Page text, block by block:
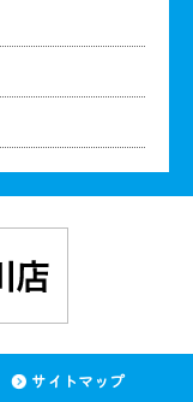
サイトマップ